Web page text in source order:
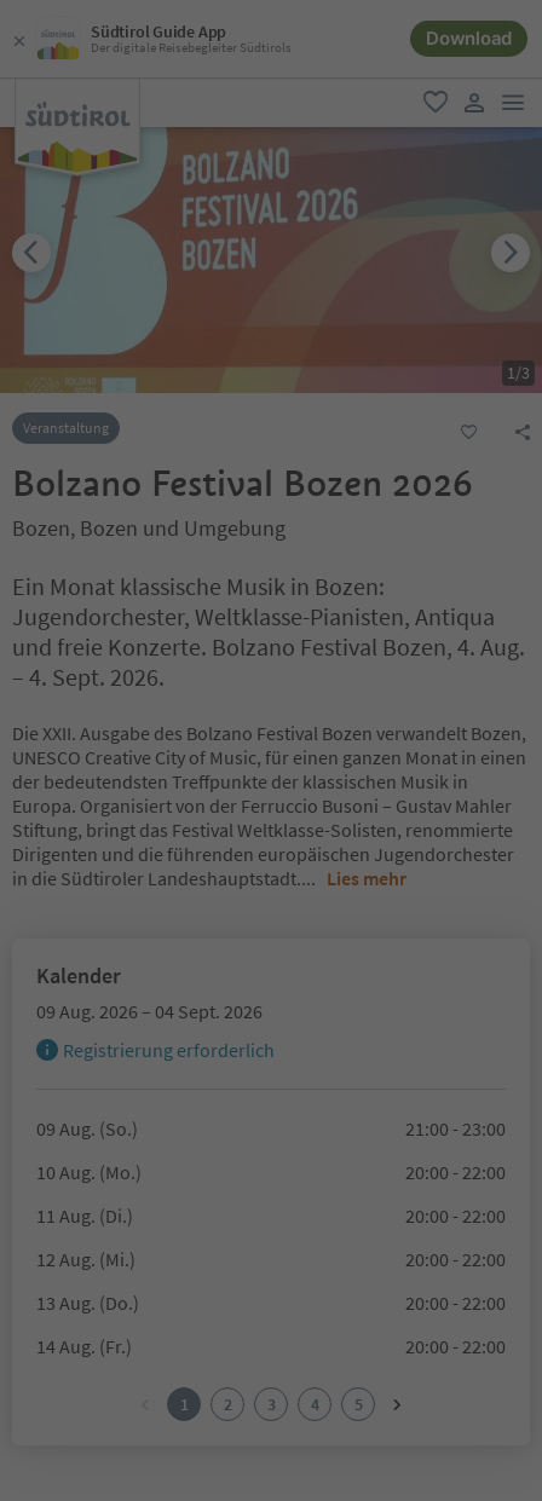
Südtirol Guide App
Der digitale Reisebegleiter Südtirols Download
favorit
user link
1/3
Veranstaltung
Bolzano Festival Bozen 2026
Bozen, Bozen und Umgebung
Ein Monat klassische Musik in Bozen:
Jugendorchester, Weltklasse-Pianisten, Antiqua
und freie Konzerte. Bolzano Festival Bozen, 4. Aug.
– 4. Sept. 2026.
Die XXII. Ausgabe des Bolzano Festival Bozen verwandelt Bozen,
UNESCO Creative City of Music, für einen ganzen Monat in einen
der bedeutendsten Treffpunkte der klassischen Musik in
Europa. Organisiert von der Ferruccio Busoni – Gustav Mahler
Stiftung, bringt das Festival Weltklasse-Solisten, renommierte
Dirigenten und die führenden europäischen Jugendorchester
in die Südtiroler Landeshauptstadt.... Lies mehr
Kalender
09 Aug. 2026 – 04 Sept. 2026
Registrierung erforderlich
09 Aug. (So.)
21:00 - 23:00
10 Aug. (Mo.)
20:00 - 22:00
11 Aug. (Di.)
20:00 - 22:00
12 Aug. (Mi.)
20:00 - 22:00
13 Aug. (Do.)
20:00 - 22:00
14 Aug. (Fr.)
20:00 - 22:00
1 2 3 4 5